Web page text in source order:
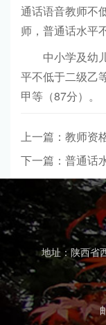
通话语音教师不
师，普通话水平
中小学及幼
平不低于二级乙
甲等（87分）。
上一篇：教师资
地址：陕西省